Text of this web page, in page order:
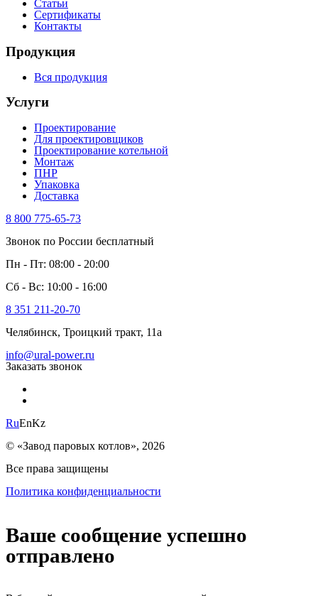
Статьи
Сертификаты
Контакты
Продукция
Вся продукция
Услуги
Проектирование
Для проектировщиков
Проектирование котельной
Монтаж
ПНР
Упаковка
Доставка
8 800 775-65-73
Звонок по России бесплатный
Пн - Пт: 08:00 - 20:00
Сб - Вс: 10:00 - 16:00
8 351 211-20-70
Челябинск, Троицкий тракт, 11а
info@ural-power.ru
Заказать звонок
RuEnKz
© «Завод паровых котлов», 2026
Все права защищены
Политика конфиденциальности
Ваше сообщение успешно
отправлено